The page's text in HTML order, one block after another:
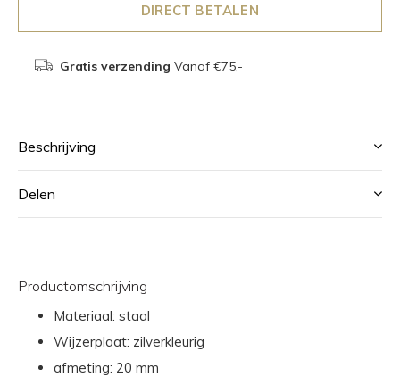
DIRECT BETALEN
Gratis verzending Vanaf €75,-
Beschrijving
Delen
Productomschrijving
Materiaal: staal
Wijzerplaat: zilverkleurig
afmeting: 20 mm